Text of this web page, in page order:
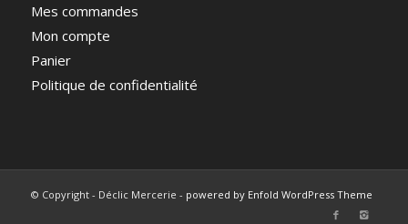
Mes commandes
Mon compte
Panier
Politique de confidentialité
© Copyright - Déclic Mercerie - powered by Enfold WordPress Theme